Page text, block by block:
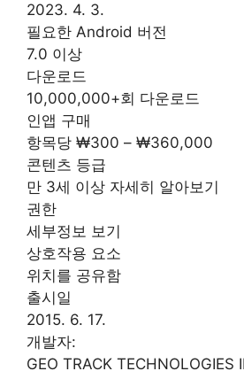
2023. 4. 3.
필요한 Android 버전
7.0 이상
다운로드
10,000,000+회 다운로드
인앱 구매
항목당 ₩300 – ₩360,000
콘텐츠 등급
만 3세 이상 자세히 알아보기
권한
세부정보 보기
상호작용 요소
위치를 공유함
출시일
2015. 6. 17.
개발자:
GEO TRACK TECHNOLOGIES